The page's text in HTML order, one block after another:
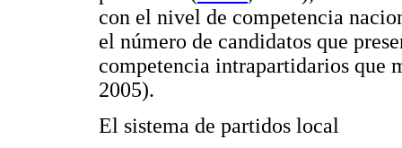
con el nivel de competencia
el número de candidatos que
competencia intrapartidarios que
2005).
El sistema de partidos local